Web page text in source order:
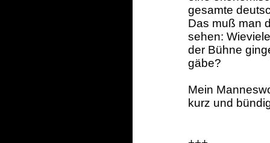
gesamte
Das muß man
sehen:
der Bühne
gäbe?
Mein
kurz und